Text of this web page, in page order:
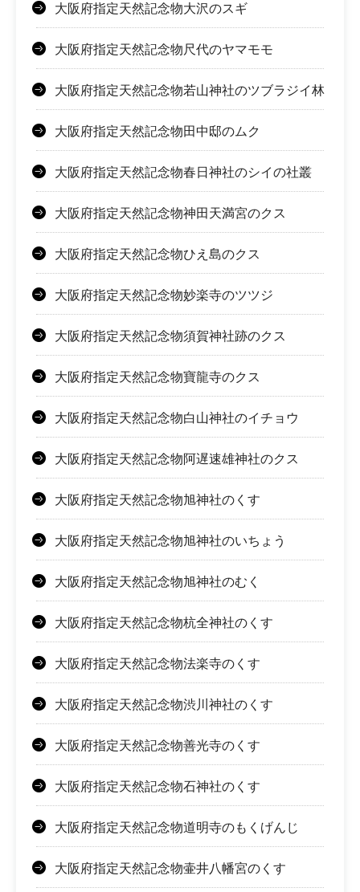
大阪府指定天然記念物大沢のスギ
大阪府指定天然記念物尺代のヤマモモ
大阪府指定天然記念物若山神社のツブラジイ林
大阪府指定天然記念物田中邸のムク
大阪府指定天然記念物春日神社のシイの社叢
大阪府指定天然記念物神田天満宮のクス
大阪府指定天然記念物ひえ島のクス
大阪府指定天然記念物妙楽寺のツツジ
大阪府指定天然記念物須賀神社跡のクス
大阪府指定天然記念物寶龍寺のクス
大阪府指定天然記念物白山神社のイチョウ
大阪府指定天然記念物阿遅速雄神社のクス
大阪府指定天然記念物旭神社のくす
大阪府指定天然記念物旭神社のいちょう
大阪府指定天然記念物旭神社のむく
大阪府指定天然記念物杭全神社のくす
大阪府指定天然記念物法楽寺のくす
大阪府指定天然記念物渋川神社のくす
大阪府指定天然記念物善光寺のくす
大阪府指定天然記念物石神社のくす
大阪府指定天然記念物道明寺のもくげんじ
大阪府指定天然記念物壷井八幡宮のくす